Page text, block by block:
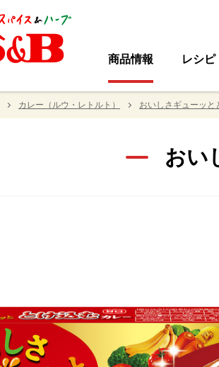
商品情報 レシピ
カレー（ルウ・レトルト） おいしさギューッと
おい